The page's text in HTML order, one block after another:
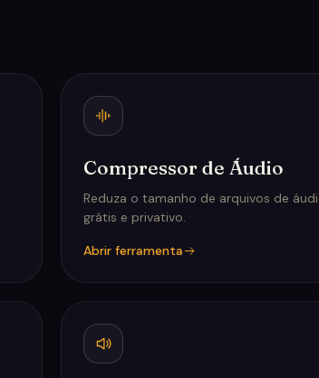
Compressor de Áudio
Reduza o tamanho de arquivos de
grátis e privativo.
Abrir ferramenta